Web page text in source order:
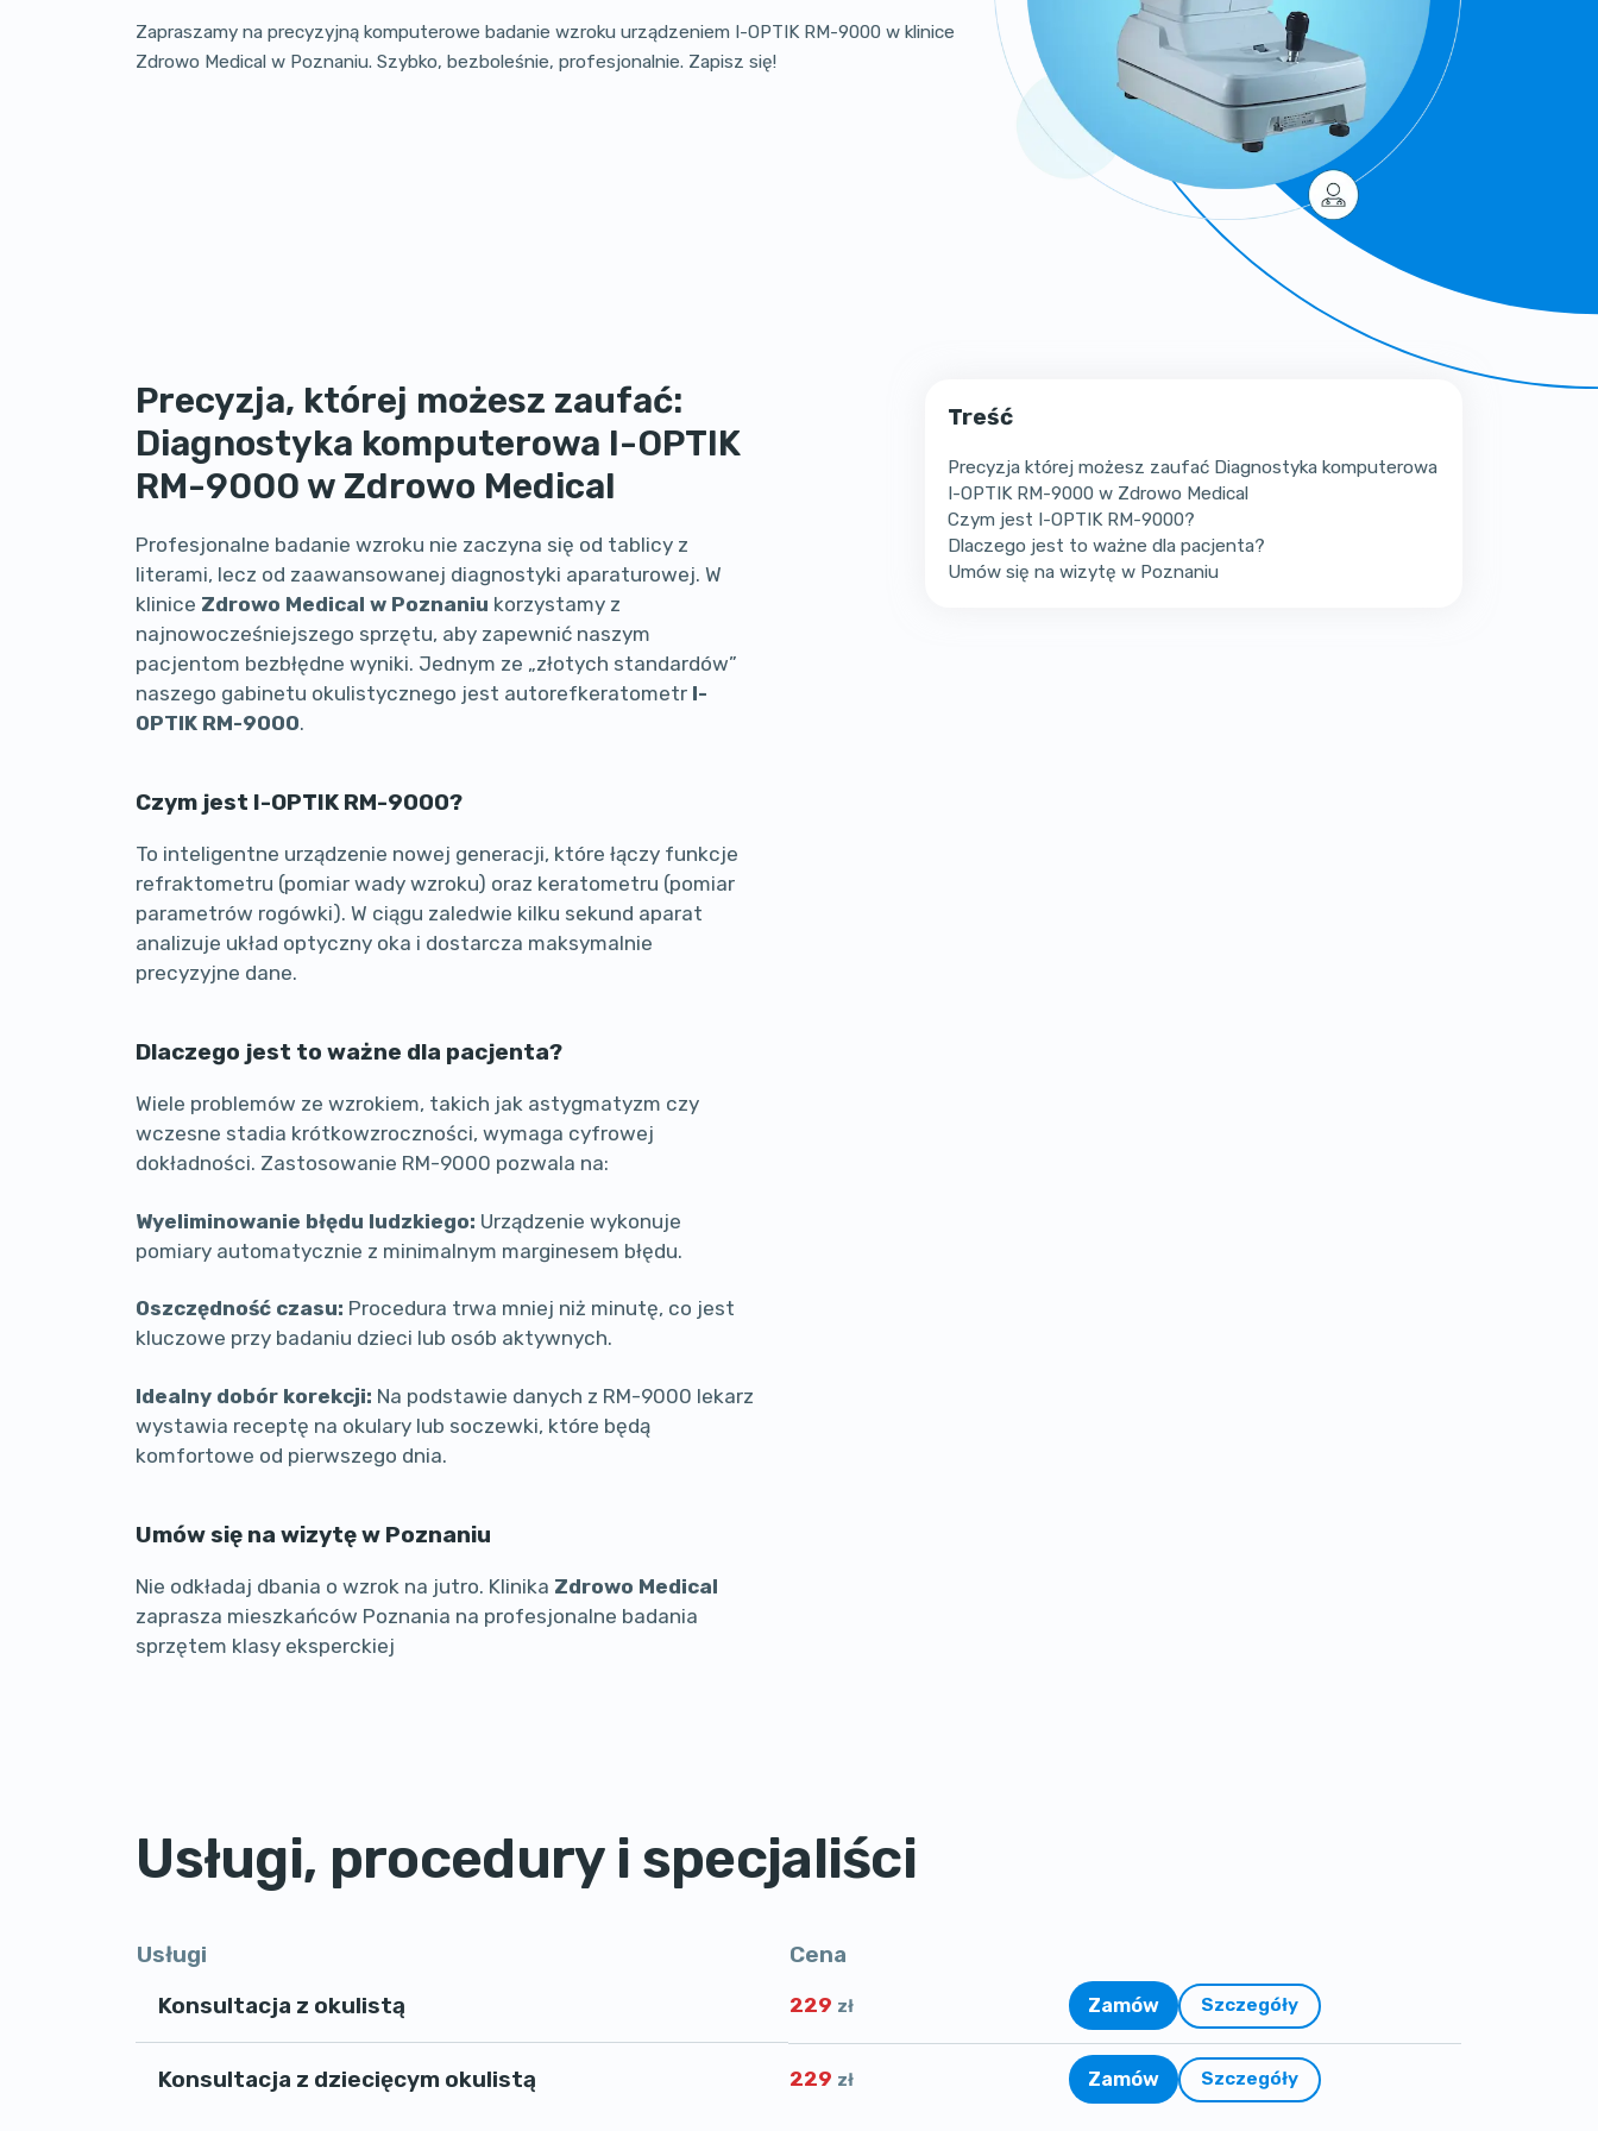
Zapraszamy na precyzyjną komputerowe badanie wzroku urządzeniem I-OPTIK RM-9000 w klinice
Zdrowo Medical w Poznaniu. Szybko, bezboleśnie, profesjonalnie. Zapisz się!
Precyzja, której możesz zaufać:
Diagnostyka komputerowa I-OPTIK
RM-9000 w Zdrowo Medical
Profesjonalne badanie wzroku nie zaczyna się od tablicy z
literami, lecz od zaawansowanej diagnostyki aparaturowej. W
klinice Zdrowo Medical w Poznaniu korzystamy z
najnowocześniejszego sprzętu, aby zapewnić naszym
pacjentom bezbłędne wyniki. Jednym ze „złotych standardów”
naszego gabinetu okulistycznego jest autorefkeratometr I-
OPTIK RM-9000.
Czym jest I-OPTIK RM-9000?
To inteligentne urządzenie nowej generacji, które łączy funkcje
refraktometru (pomiar wady wzroku) oraz keratometru (pomiar
parametrów rogówki). W ciągu zaledwie kilku sekund aparat
analizuje układ optyczny oka i dostarcza maksymalnie
precyzyjne dane.
Dlaczego jest to ważne dla pacjenta?
Wiele problemów ze wzrokiem, takich jak astygmatyzm czy
wczesne stadia krótkowzroczności, wymaga cyfrowej
dokładności. Zastosowanie RM-9000 pozwala na:
Wyeliminowanie błędu ludzkiego: Urządzenie wykonuje
pomiary automatycznie z minimalnym marginesem błędu.
Oszczędność czasu: Procedura trwa mniej niż minutę, co jest
kluczowe przy badaniu dzieci lub osób aktywnych.
Idealny dobór korekcji: Na podstawie danych z RM-9000 lekarz
wystawia receptę na okulary lub soczewki, które będą
komfortowe od pierwszego dnia.
Umów się na wizytę w Poznaniu
Nie odkładaj dbania o wzrok na jutro. Klinika Zdrowo Medical
zaprasza mieszkańców Poznania na profesjonalne badania
sprzętem klasy eksperckiej
Treść
Precyzja której możesz zaufać Diagnostyka komputerowa
I-OPTIK RM-9000 w Zdrowo Medical
Czym jest I-OPTIK RM-9000?
Dlaczego jest to ważne dla pacjenta?
Umów się na wizytę w Poznaniu
Usługi, procedury i specjaliści
Usługi
Cena
Konsultacja z okulistą
229 zł Zamów Szczegóły
Konsultacja z dziecięcym okulistą 229 zł Zamów Szczegóły